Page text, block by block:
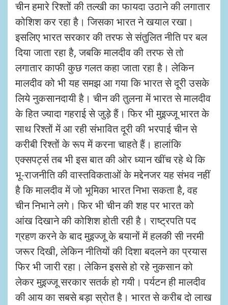
चीन हमारे रिश्तों की तल्खी का फायदा उठाने की लगातार
कोशिश कर रहा है। जिसका भारत ने खयाल रखा।
इसलिए भारत सरकार की तरफ से संतुलित नीति पर बल
दिया जाता रहा है, जबकि मालदीव की तरफ से तो
लगातार काफी कुछ गलत कहा जाता रहा है। लेकिन
मालदीव को भी यह समझ आ गया कि भारत से दूरी उसके
लिये नुकसानदायी है। चीन की तुलना में भारत से मालदीव
के हित ज्यादा गहराई से जुड़े हैं। फिर भी मुइज्जू भारत के
साथ रिश्तों में आ रही संभावित दूरी की भरपाई चीन से
करीबी रिश्तों के रूप में करना चाहते हैं। हालांकि
एक्सपर्ट्स तब भी इस बात की ओर ध्यान खींच रहे थे कि
भू-राजनीति की वास्तविकताओं के मद्देनजर यह संभव नहीं
है कि मालदीव में जो भूमिका भारत निभा सकता है, वह
चीन निभाने लगे। फिर भी चीन की शह पर भारत को
आंख दिखाने की कोशिश होती रही है। राष्ट्रपति पद
ग्रहण करने के बाद मुइज्जू के बयानों में हलकी सी नरमी
जरूर दिखी, लेकिन नीतियों की दिशा बदलने का प्रयास
फिर भी जारी रहा। लेकिन इससे हो रहे नुकसान को
लेकर मुइज्जू सरकार सतर्क हो गयी। पर्यटन ही मालदीव
की आय का सबसे बड़ा स्रोत है। भारत से करीब दो लाख